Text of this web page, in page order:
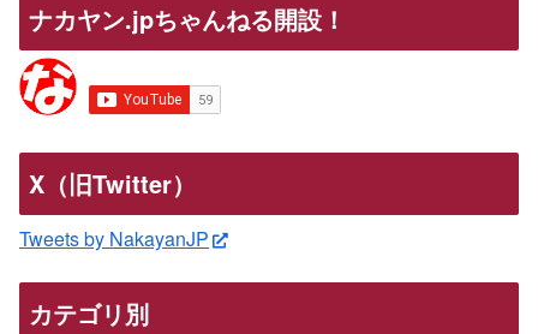
ナカヤン.jpちゃんねる開設！
X（旧Twitter）
Tweets by NakayanJP
カテゴリ別